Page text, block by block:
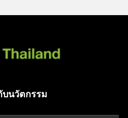
นวัตกรรม